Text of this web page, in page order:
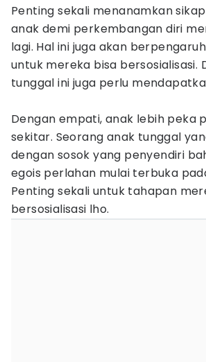
Penting sekali menanamkan
anak demi perkembangan diri
lagi. Hal ini juga akan
untuk mereka bisa bersosialisasi.
tunggal ini juga perlu
Dengan empati, anak lebih peka
sekitar. Seorang anak tunggal
dengan sosok yang penyendiri
egois perlahan mulai terbuka
Penting sekali untuk tahapan
bersosialisasi lho.